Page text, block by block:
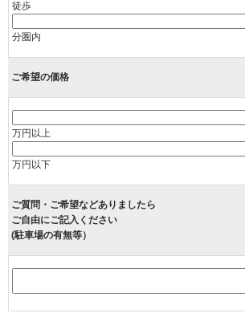
徒歩
分圏内
ご希望の価格
万円以上
万円以下
ご質問・ご希望などありましたら
ご自由にご記入ください
(駐車場の有無等）